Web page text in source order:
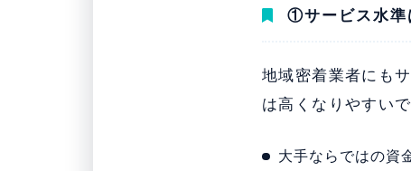
①サービス水準
地域密着業者にも
は高くなりやすいで
大手ならではの資